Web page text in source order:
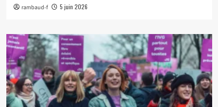
rambaud-f 5 juin 2026